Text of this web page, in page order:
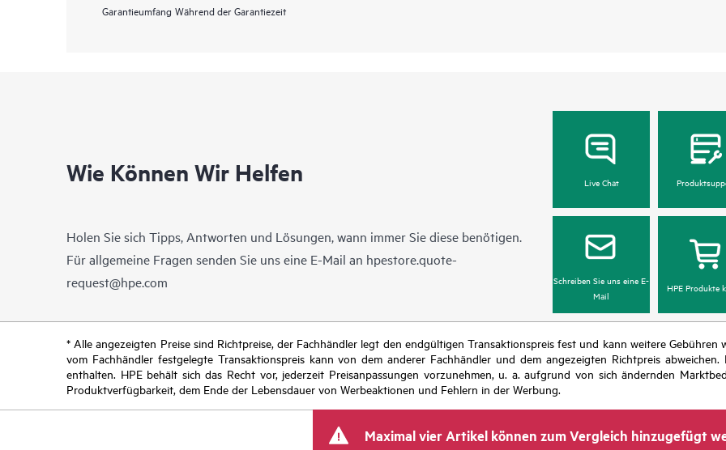
Garantieumfang Während der Garantiezeit
Wie Können Wir Helfen
Holen Sie sich Tipps, Antworten und Lösungen, wann immer Sie diese benötigen.
Für allgemeine Fragen senden Sie uns eine E-Mail an hpestore.quote-
request@hpe.com
Live Chat
Schreiben Sie uns eine E-
Mail
HPE Produkte
* Alle angezeigten Preise sind Richtpreise, der Fachhändler legt den endgültigen Transaktionspreis fest und kann weitere
vom Fachhändler festgelegte Transaktionspreis kann von dem anderer Fachhändler und dem angezeigten Richtpreis
enthalten. HPE behält sich das Recht vor, jederzeit Preisanpassungen vorzunehmen, u. a. aufgrund von sich ändernden
Produktverfügbarkeit, dem Ende der Lebensdauer von Werbeaktionen und Fehlern in der Werbung.
Maximal vier Artikel können zum Vergleich hinzugefügt